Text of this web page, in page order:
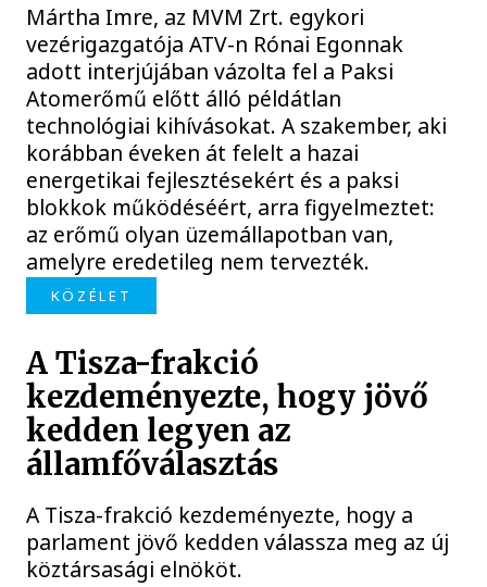
Mártha Imre, az MVM Zrt. egykori
vezérigazgatója ATV-n Rónai Egonnak
adott interjújában vázolta fel a Paksi
Atomerőmű előtt álló példátlan
technológiai kihívásokat. A szakember, aki
korábban éveken át felelt a hazai
energetikai fejlesztésekért és a paksi
blokkok működéséért, arra figyelmeztet:
az erőmű olyan üzemállapotban van,
amelyre eredetileg nem tervezték.
KÖZÉLET
A Tisza-frakció
kezdeményezte, hogy jövő
kedden legyen az
államfőválasztás
A Tisza-frakció kezdeményezte, hogy a
parlament jövő kedden válassza meg az új
köztársasági elnököt.